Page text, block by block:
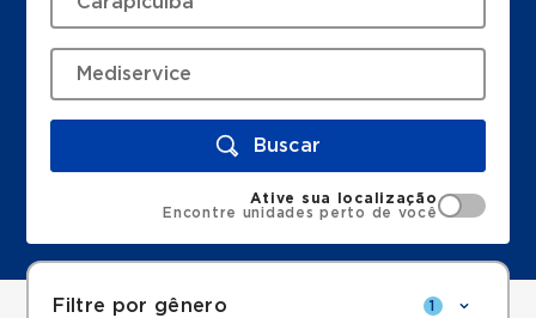
Buscar
Ative sua localização
Encontre unidades perto de você
Filtre por gênero 1